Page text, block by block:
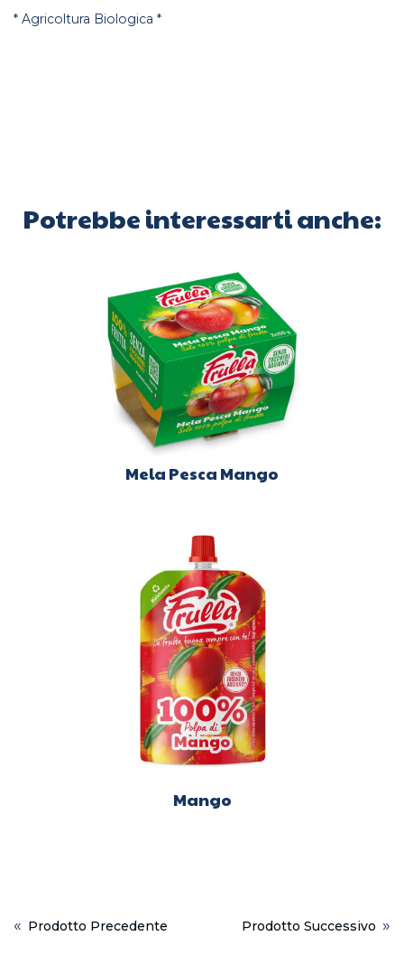
* Agricoltura Biologica *
Potrebbe interessarti anche:
Mela Pesca Mango
Mango
« Prodotto Precedente Prodotto Successivo »